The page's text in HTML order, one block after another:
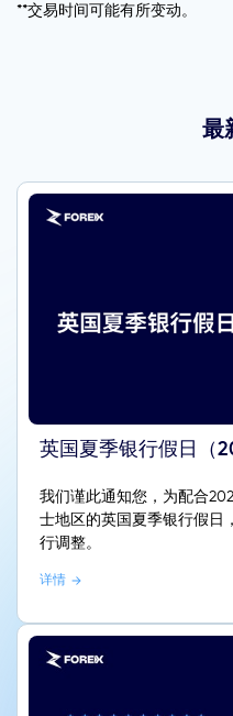
**交易时间可能有所变动。
最
英国夏季银行假日（
我们谨此通知您，为配合
士地区的英国夏季银行假日
行调整。
详情